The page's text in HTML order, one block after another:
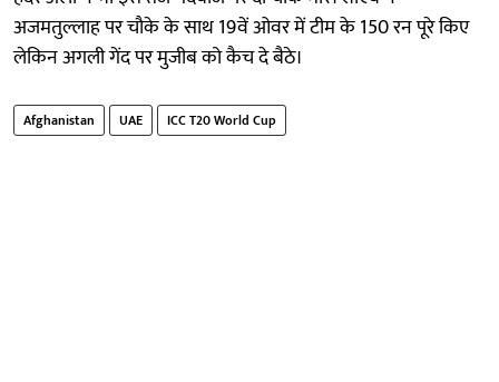
अजमतुल्लाह पर चौके के साथ 19वें ओवर में टीम के 150 रन पूरे किए
लेकिन अगली गेंद पर मुजीब को कैच दे बैठे।
Afghanistan UAE ICC T20 World Cup